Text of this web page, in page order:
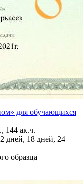
для обучающихся
144 ак.ч.
дней, 18 дней, 24
образца